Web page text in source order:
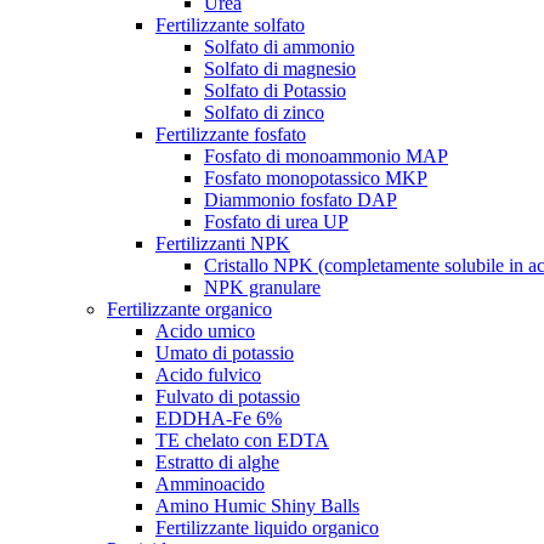
Fertilizzante solfato
Solfato di ammonio
Solfato di magnesio
Solfato di Potassio
Solfato di zinco
Fertilizzante fosfato
Fosfato di monoammonio MAP
Fosfato monopotassico MKP
Diammonio fosfato DAP
Fosfato di urea UP
Fertilizzanti NPK
Cristallo NPK (completamente solubile in
NPK granulare
Fertilizzante organico
Acido umico
Umato di potassio
Acido fulvico
Fulvato di potassio
EDDHA-Fe 6%
TE chelato con EDTA
Estratto di alghe
Amminoacido
Amino Humic Shiny Balls
Fertilizzante liquido organico